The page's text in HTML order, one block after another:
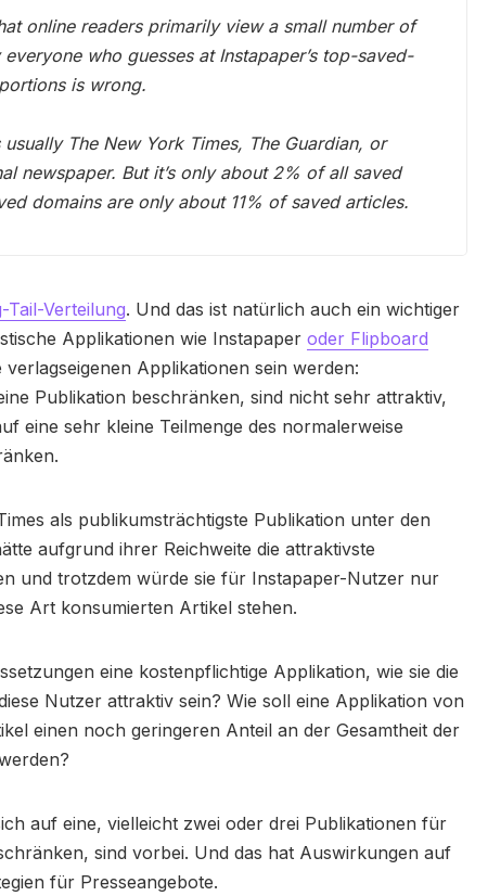
online readers primarily view a small number of
who guesses at Instapaper’s top-saved-
is wrong.
The New York Times, The Guardian, or
newspaper. But it’s only about 2% of all saved
domains are only about 11% of saved articles.
Tail-Verteilung. Und das ist natürlich auch ein wichtiger
Applikationen wie Instapaper oder Flipboard
Applikationen sein werden:
Publikation beschränken, sind nicht sehr attraktiv,
eine sehr kleine Teilmenge des normalerweise
als publikumsträchtigste Publikation unter den
aufgrund ihrer Reichweite die attraktivste
und trotzdem würde sie für Instapaper-Nutzer nur
Art konsumierten Artikel stehen.
eine kostenpflichtige Applikation, wie sie die
Nutzer attraktiv sein? Wie soll eine Applikation von
einen noch geringeren Anteil an der Gesamtheit der
auf eine, vielleicht zwei oder drei Publikationen für
sind vorbei. Und das hat Auswirkungen auf
für Presseangebote.